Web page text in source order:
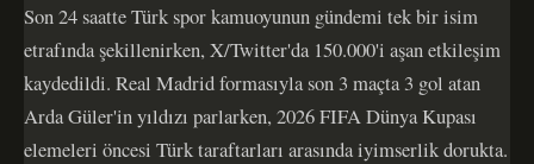
Son 24 saatte Türk spor kamuoyunun gündemi tek bir isim
etrafında şekillenirken, X/Twitter'da 150.000'i aşan etkileşim
kaydedildi. Real Madrid formasıyla son 3 maçta 3 gol atan
Arda Güler'in yıldızı parlarken, 2026 FIFA Dünya Kupası
elemeleri öncesi Türk taraftarları arasında iyimserlik dorukta.